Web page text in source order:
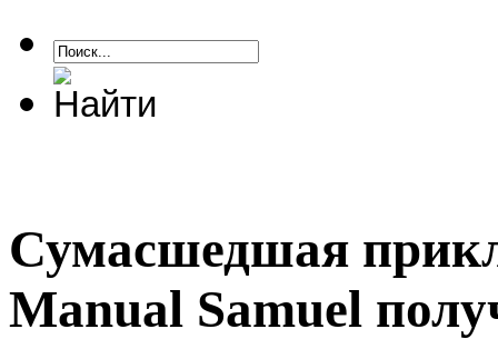
Сумасшедшая
Manual Samuel